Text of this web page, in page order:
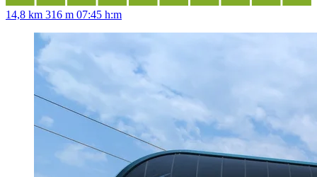
14,8 km 316 m 07:45 h:m